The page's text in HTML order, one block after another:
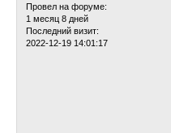
Провел на форуме:
1 месяц 8 дней
Последний визит:
2022-12-19 14:01:17